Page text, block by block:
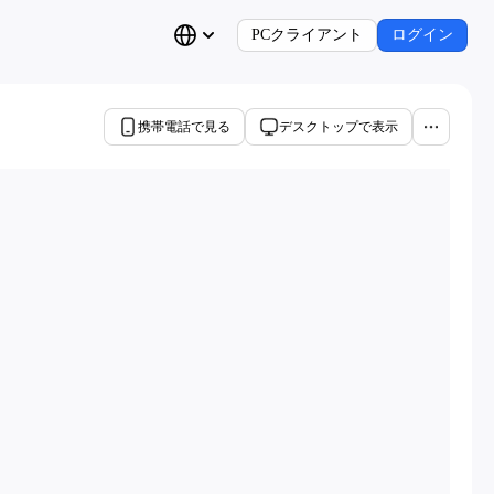
PCクライアント ログイン
携帯電話で見る デスクトップで表示